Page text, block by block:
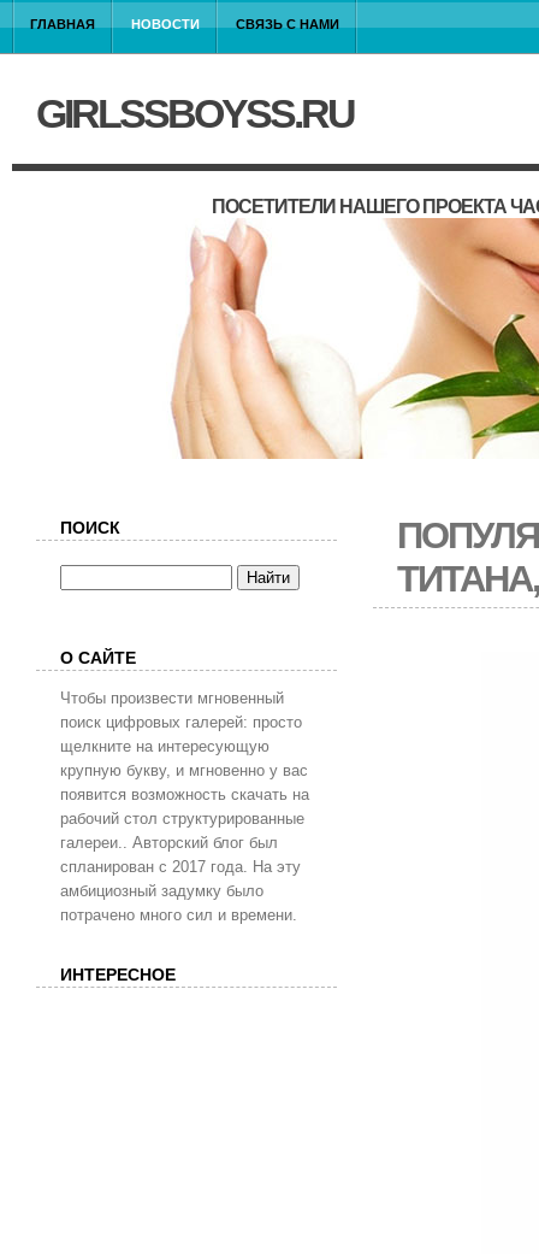
ГЛАВНАЯ НОВОСТИ СВЯЗЬ С НАМИ
GIRLSSBOYSS.RU
ПОСЕТИТЕЛИ НАШЕГО ПРОЕКТА
ПОИСК
О САЙТЕ
Чтобы произвести мгновенный
поиск цифровых галерей: просто
щелкните на интересующую
крупную букву, и мгновенно у вас
появится возможность скачать на
рабочий стол структурированные
галереи.. Авторский блог был
спланирован с 2017 года. На эту
амбициозный задумку было
потрачено много сил и времени.
ИНТЕРЕСНОЕ